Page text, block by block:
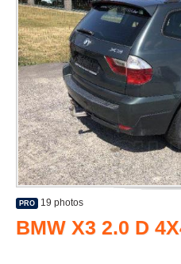
PRO 19 photos
BMW X3 2.0 D